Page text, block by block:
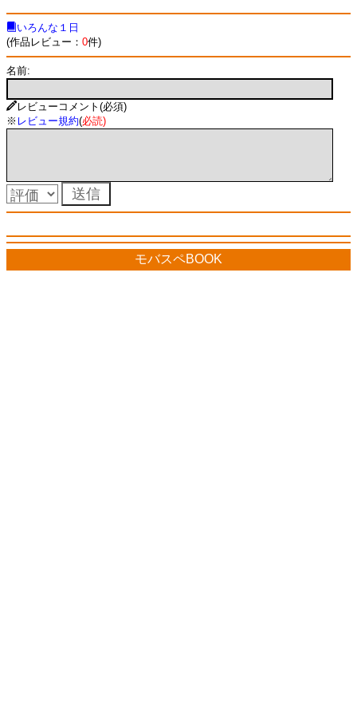
いろんな１日
(作品レビュー： 0件)
名前:
レビューコメント(必須)
※ レビュー規約(必読)
モバスペBOOK